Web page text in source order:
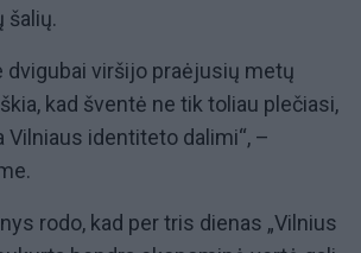
šalių.
dvigubai viršijo praėjusių metų
kad šventė ne tik toliau plečiasi,
Vilniaus identiteto dalimi“, –
rodo, kad per tris dienas „Vilnius